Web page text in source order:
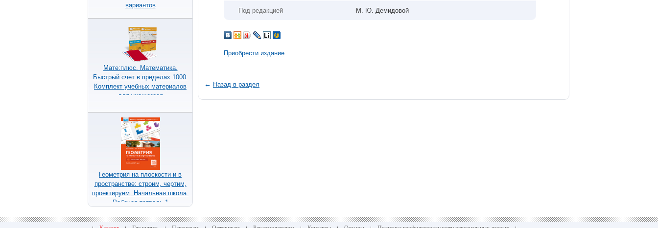
вариантов
Мате:плюс. Математика.
Быстрый счет в пределах 1000.
Комплект учебных материалов
для учащегося
Геометрия на плоскости и в
пространстве: строим, чертим,
проектируем. Начальная школа.
Рабочая тетрадь 1
Под редакцией М. Ю. Демидовой
Приобрести издание
← Назад в раздел